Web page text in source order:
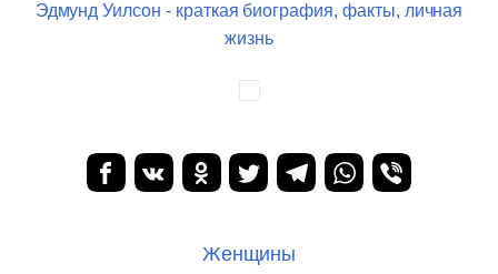
Эдмунд Уилсон - краткая биография, факты, личная
жизнь
Женщины